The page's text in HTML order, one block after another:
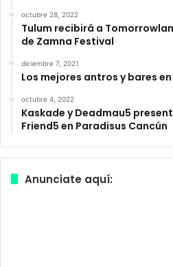
octubre 28, 2022
Tulum recibirá a
de Zamna Festival
diciembre 7, 2021
Los mejores antros y bares
octubre 4, 2022
Kaskade y Deadmau5
Friend5 en Paradisus Cancún
Anunciate aquí: